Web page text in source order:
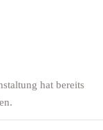
hat bereits